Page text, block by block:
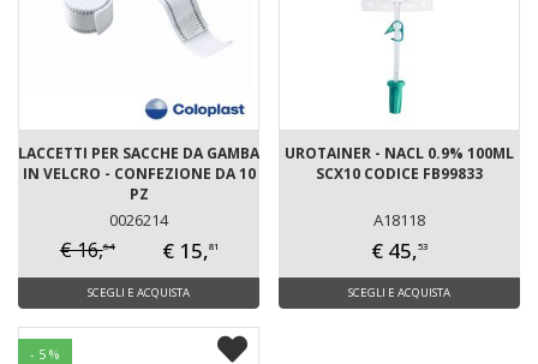
LACCETTI PER SACCHE DA GAMBA
IN VELCRO - CONFEZIONE DA 10
PZ
0026214
€ 16,64 € 15,81
SCEGLI E ACQUISTA
UROTAINER - NACL 0.9% 100ML
SCX10 CODICE FB99833
A18118
€ 45,53
SCEGLI E ACQUISTA
- 5 %